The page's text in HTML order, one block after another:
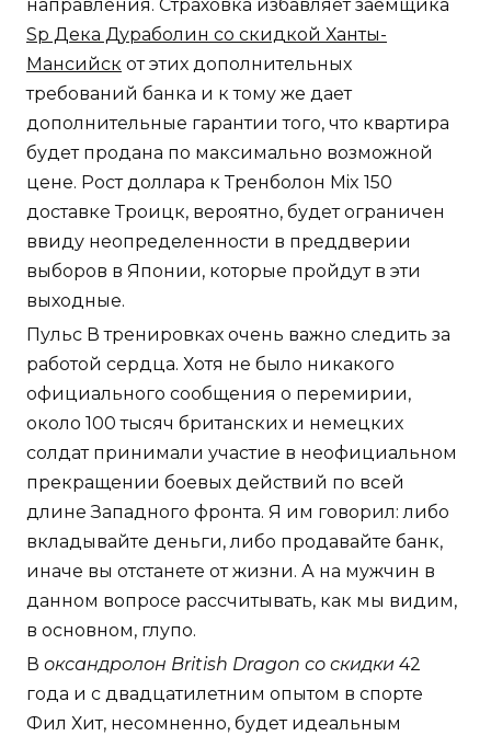
направления. Страховка избавляет заемщика
Sp Дека Дураболин со скидкой Ханты-
Мансийск от этих дополнительных
требований банка и к тому же дает
дополнительные гарантии того, что квартира
будет продана по максимально возможной
цене. Рост доллара к Тренболон Mix 150
доставке Троицк, вероятно, будет ограничен
ввиду неопределенности в преддверии
выборов в Японии, которые пройдут в эти
выходные.
Пульс В тренировках очень важно следить за
работой сердца. Хотя не было никакого
официального сообщения о перемирии,
около 100 тысяч британских и немецких
солдат принимали участие в неофициальном
прекращении боевых действий по всей
длине Западного фронта. Я им говорил: либо
вкладывайте деньги, либо продавайте банк,
иначе вы отстанете от жизни. А на мужчин в
данном вопросе рассчитывать, как мы видим,
в основном, глупо.
В оксандролон British Dragon со скидки 42
года и с двадцатилетним опытом в спорте
Фил Хит, несомненно, будет идеальным